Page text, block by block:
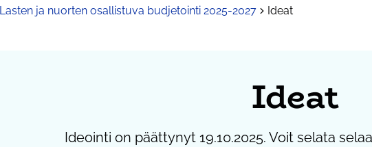
Lasten ja nuorten osallistuva budjetointi 2025-2027 Ideat
Ideat
Ideointi on päättynyt 19.10.2025. Voit selata